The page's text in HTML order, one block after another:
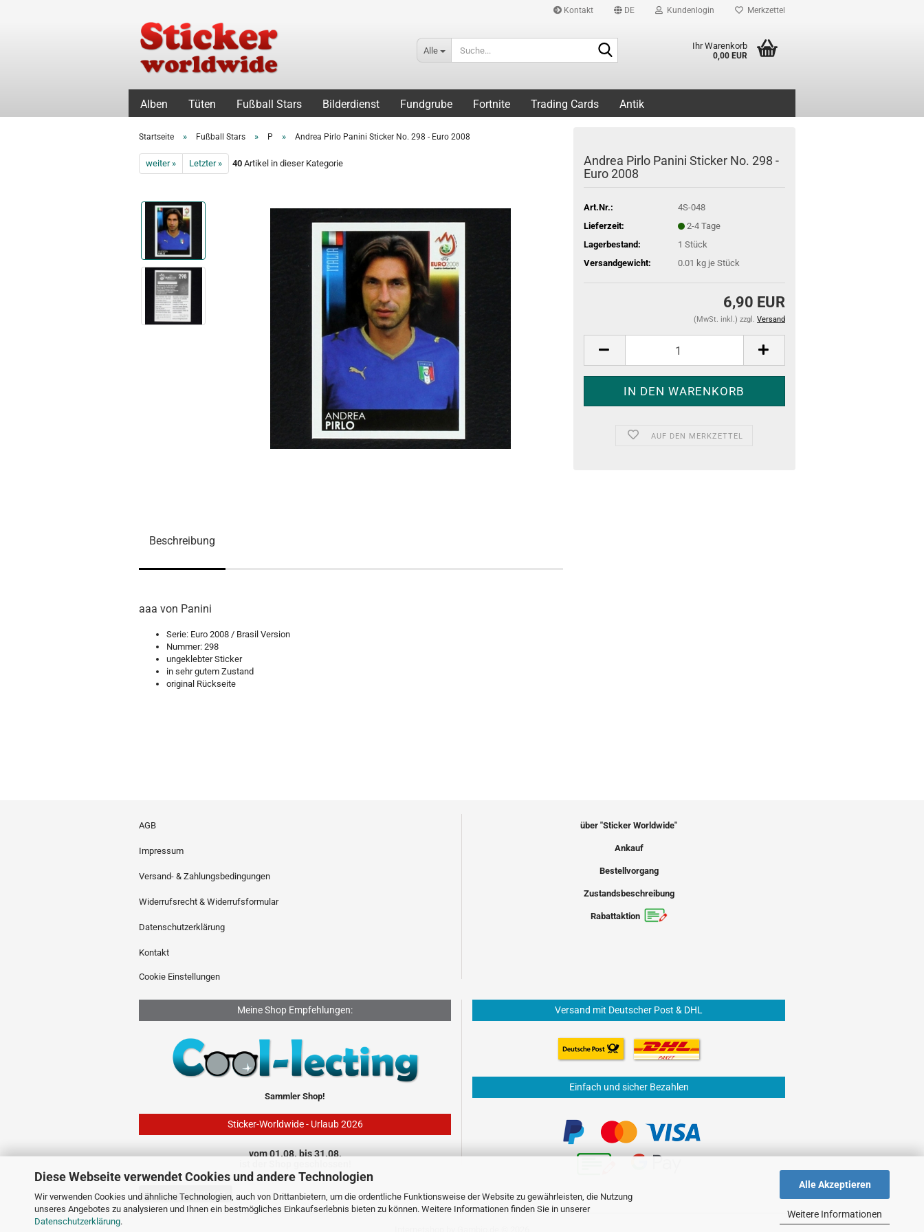
Diese Webseite verwendet Cookies und andere Technologien
Wir verwenden Cookies und ähnliche Technologien, auch von Drittanbietern, um die ordentliche Funktionsweise der Website zu gewährleisten, die Nutzung
unseres Angebotes zu analysieren und Ihnen ein bestmögliches Einkaufserlebnis bieten zu können. Weitere Informationen finden Sie in unserer
Datenschutzerklärung.
Alle Akzeptieren
Weitere Informationen
Kontakt DE Kundenlogin Merkzettel
Alle Ihr Warenkorb
0,00 EUR
Alben Tüten Fußball Stars Bilderdienst Fundgrube Fortnite Trading Cards Antik
Startseite » Fußball Stars » P » Andrea Pirlo Panini Sticker No. 298 - Euro 2008
weiter » Letzter » 40 Artikel in dieser Kategorie
Andrea Pirlo Panini Sticker No. 298 -
Euro 2008
Art.Nr.:
4S-048
Lieferzeit:
2-4 Tage
Lagerbestand:
1 Stück
Versandgewicht:
0.01 kg je Stück
6,90 EUR
(MwSt. inkl.) zzgl. Versand
AUF DEN MERKZETTEL
Beschreibung
aaa von Panini
Serie: Euro 2008 / Brasil Version
Nummer: 298
ungeklebter Sticker
in sehr gutem Zustand
original Rückseite
AGB
Impressum
Versand- & Zahlungsbedingungen
Widerrufsrecht & Widerrufsformular
Datenschutzerklärung
Kontakt
Cookie Einstellungen
über "Sticker Worldwide"
Ankauf
Bestellvorgang
Zustandsbeschreibung
Rabattaktion
Meine Shop Empfehlungen:
Sammler Shop!
Sticker-Worldwide - Urlaub 2026
vom 01.08. bis 31.08.
Versand mit Deutscher Post & DHL
Einfach und sicher Bezahlen
Vertrag widerrufen